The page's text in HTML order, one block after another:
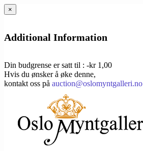
×
Additional Information
Din budgrense er satt til : -kr 1,00
Hvis du ønsker å øke denne,
kontakt oss på auction@oslomyntgalleri.no